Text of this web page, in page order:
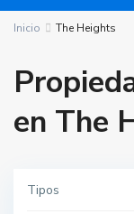
Inicio The Heights
en The
Tipos